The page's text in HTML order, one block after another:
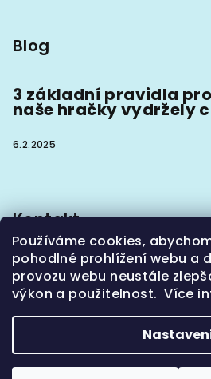
Používáme cookies,
pohodlné prohlížení webu a
provozu webu neustále
výkon a použitelnost. Více
Blog
3 základní pravidla
naše hračky vydržely
6.2.2025
Kontakt
info@hoaxx.cz
+420774302133
. Všechna